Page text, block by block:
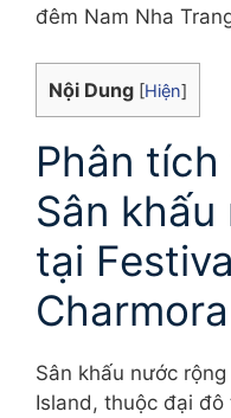
đêm Nam Nha
Nội Dung [Hiện]
Phân
Sân khấu
tại
Sân khấu nước
Island, thuộc đại